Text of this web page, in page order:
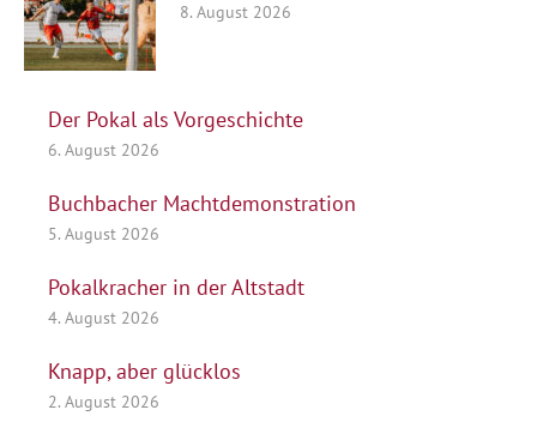
8. August 2026
Der Pokal als Vorgeschichte
6. August 2026
Buchbacher Machtdemonstration
5. August 2026
Pokalkracher in der Altstadt
4. August 2026
Knapp, aber glücklos
2. August 2026